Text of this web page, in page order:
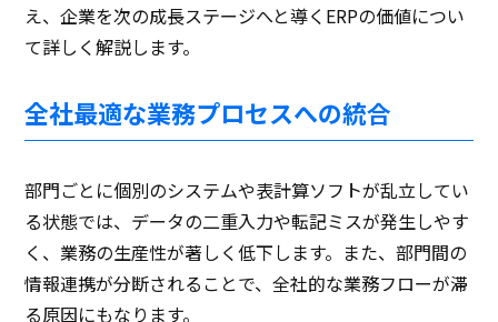
え、企業を次の成長ステージへと導くERPの価値につい
て詳しく解説します。
全社最適な業務プロセスへの統合
部門ごとに個別のシステムや表計算ソフトが乱立してい
る状態では、データの二重入力や転記ミスが発生しやす
く、業務の生産性が著しく低下します。また、部門間の
情報連携が分断されることで、全社的な業務フローが滞
る原因にもなります。